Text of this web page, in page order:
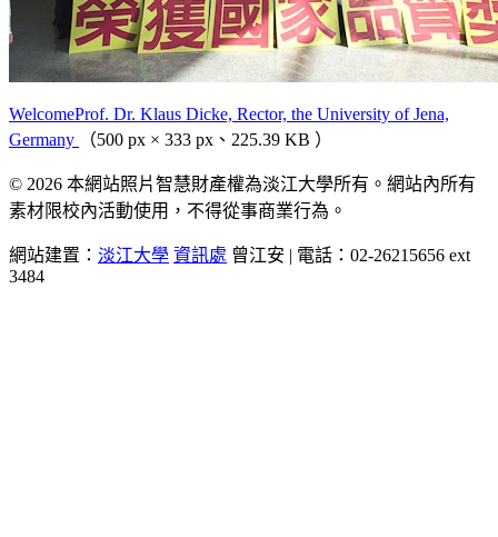
WelcomeProf. Dr. Klaus Dicke, Rector, the University of Jena,
Germany
（500 px × 333 px、225.39 KB ）
© 2026 本網站照片智慧財產權為淡江大學所有。網站內所有
素材限校內活動使用，不得從事商業行為。
網站建置： 淡江大學 資訊處 曾江安 | 電話：02-26215656 ext
3484